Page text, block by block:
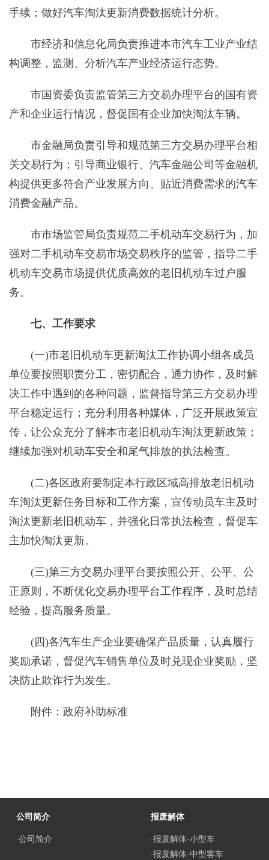
手续；做好汽车淘汰更新消费数据统计分析。
市经济和信息化局负责推进本市汽车工业产业结
构调整，监测、分析汽车产业经济运行态势。
市国资委负责监管第三方交易办理平台的国有资
产和企业运行情况，督促国有企业加快淘汰车辆。
市金融局负责引导和规范第三方交易办理平台相
关交易行为；引导商业银行、汽车金融公司等金融机
构提供更多符合产业发展方向、贴近消费需求的汽车
消费金融产品。
市市场监管局负责规范二手机动车交易行为，加
强对二手机动车交易市场交易秩序的监管，指导二手
机动车交易市场提供优质高效的老旧机动车过户服
务。
七、工作要求
(一)市老旧机动车更新淘汰工作协调小组各成员
单位要按照职责分工，密切配合，通力协作，及时解
决工作中遇到的各种问题，监督指导第三方交易办理
平台稳定运行；充分利用各种媒体，广泛开展政策宣
传，让公众充分了解本市老旧机动车淘汰更新政策；
继续加强对机动车安全和尾气排放的执法检查。
(二)各区政府要制定本行政区域高排放老旧机动
车淘汰更新任务目标和工作方案，宣传动员车主及时
淘汰更新老旧机动车，并强化日常执法检查，督促车
主加快淘汰更新。
(三)第三方交易办理平台要按照公开、公平、公
正原则，不断优化交易办理平台工作程序，及时总结
经验，提高服务质量。
(四)各汽车生产企业要确保产品质量，认真履行
奖励承诺，督促汽车销售单位及时兑现企业奖励，坚
决防止欺诈行为发生。
附件：政府补助标准
公司简介
·公司简介
报废解体
·报废解体-小型车
·报废解体-中型客车